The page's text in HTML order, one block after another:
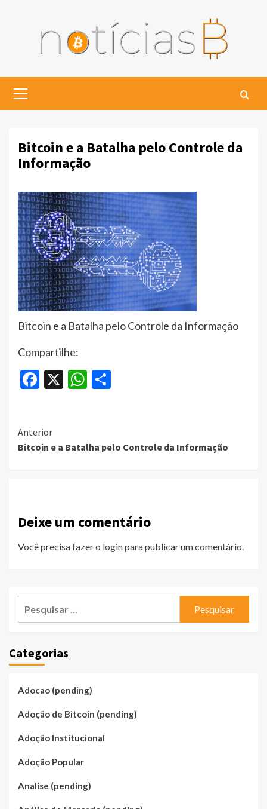
Menu
Bitcoin e a Batalha pelo Controle da
Informação
Bitcoin e a Batalha pelo Controle da Informação
Compartilhe:
Facebook
X WhatsApp
Continue
Reading
Anterior
Bitcoin e a Batalha pelo Controle da Informação
Deixe um comentário
Você precisa fazer o loginpara publicar um comentário.
Categorias
Adocao (pending)
Adoção de Bitcoin (pending)
Adoção Institucional
Adoção Popular
Analise (pending)